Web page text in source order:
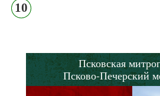
10
Псковская
Псково-Печерский